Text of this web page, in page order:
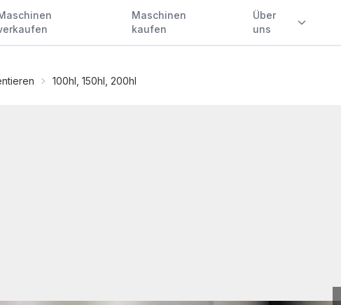
Maschinen
kaufen
Über
uns
100hl, 150hl, 200hl